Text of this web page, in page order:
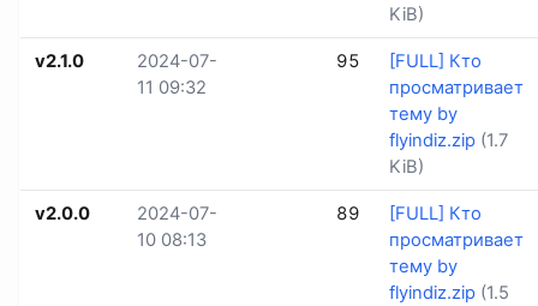
KiB)
v2.1.0
2024-07-
11 09:32
95
[FULL] Кто
просматривает
тему by
flyindiz.zip (1.7
KiB)
v2.0.0
2024-07-
10 08:13
89
[FULL] Кто
просматривает
тему by
flyindiz.zip (1.5